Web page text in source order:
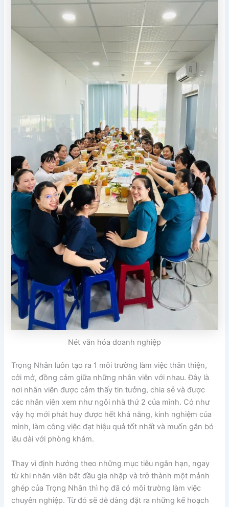
Nét văn hóa doanh nghiệp
Trọng Nhân luôn tạo ra 1 môi trường làm việc thân thiện,
cởi mở, đồng cảm giữa những nhân viên với nhau. Đây là
nơi nhân viên được cảm thấy tin tưởng, chia sẻ và được
các nhân viên xem như ngôi nhà thứ 2 của mình. Có như
vậy họ mới phát huy được hết khả năng, kinh nghiệm của
mình, làm công việc đạt hiệu quả tốt nhất và muốn gắn bó
lâu dài với phòng khám.
Thay vì định hướng theo những mục tiêu ngắn hạn, ngay
từ khi nhân viên bắt đầu gia nhập và trở thành một mảnh
ghép của Trọng Nhân thì họ đã có môi trường làm việc
chuyên nghiệp. Từ đó sẽ dễ dàng đặt ra những kế hoạch